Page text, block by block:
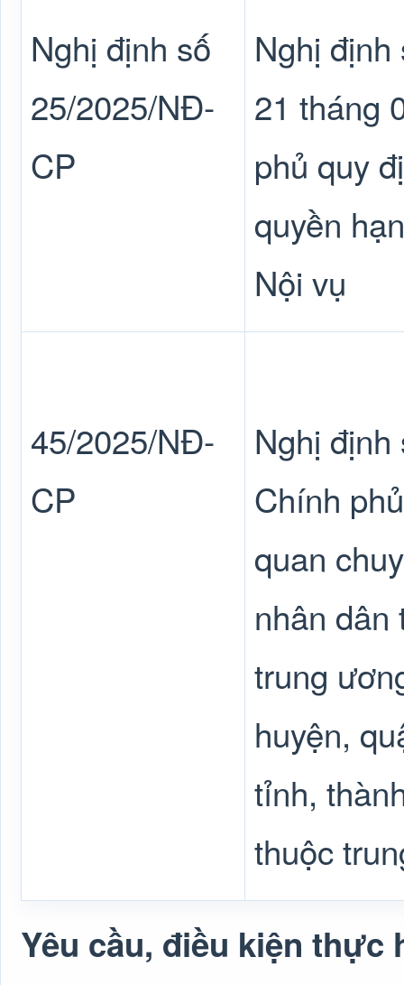
Nghị định số
25/2025/NĐ-
CP
Nghị
21 tháng
phủ quy
quyền
Nội vụ
45/2025/NĐ-
CP
Nghị
Chính
quan
nhân dân
trung
huyện,
tỉnh,
thuộc
Yêu cầu, điều kiện thực